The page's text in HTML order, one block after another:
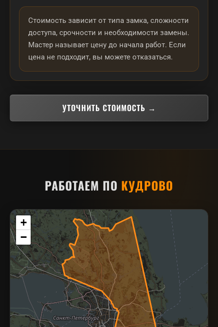
Стоимость зависит от типа замка, сложности
доступа, срочности и необходимости замены.
Мастер называет цену до начала работ. Если
цена не подходит, вы можете отказаться.
УТОЧНИТЬ СТОИМОСТЬ →
РАБОТАЕМ ПО КУДРОВО
+
−